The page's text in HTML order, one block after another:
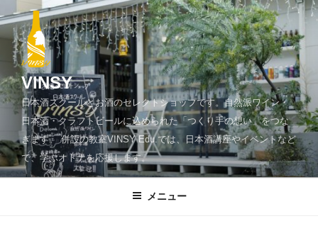
ン
ツ
へ
ッ
プ
VINSY
日本酒スクールとお酒のセレクトショップです。自然派ワイン・
日本酒・クラフトビールに込められた「つくり手の想い」をつな
ぎます。 併設の教室VINSY Edu.では、日本酒講座やイベントなど
で、学ぶオトナを応援します。
メニュー